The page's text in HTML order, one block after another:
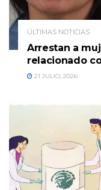
ÚLTIMAS NOTICIAS
Arrestan a
relacionado
21 JULIO, 2026